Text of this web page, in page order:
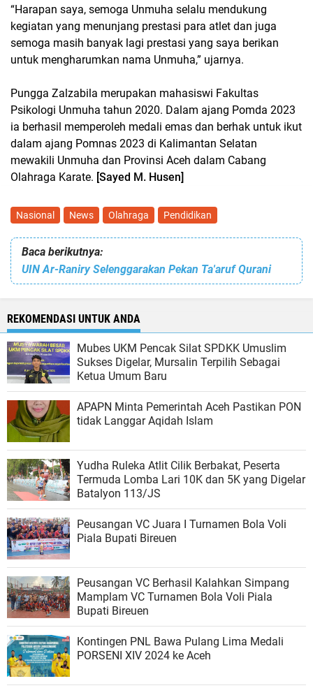
“Harapan saya, semoga Unmuha selalu mendukung
kegiatan yang menunjang prestasi para atlet dan juga
semoga masih banyak lagi prestasi yang saya berikan
untuk mengharumkan nama Unmuha,” ujarnya.
Pungga Zalzabila merupakan mahasiswi Fakultas
Psikologi Unmuha tahun 2020. Dalam ajang Pomda 2023
ia berhasil memperoleh medali emas dan berhak untuk ikut
dalam ajang Pomnas 2023 di Kalimantan Selatan
mewakili Unmuha dan Provinsi Aceh dalam Cabang
Olahraga Karate. [Sayed M. Husen]
Nasional News Olahraga Pendidikan
Baca berikutnya:
UIN Ar-Raniry Selenggarakan Pekan Ta'aruf Qurani
REKOMENDASI UNTUK ANDA
Mubes UKM Pencak Silat SPDKK Umuslim
Sukses Digelar, Mursalin Terpilih Sebagai
Ketua Umum Baru
APAPN Minta Pemerintah Aceh Pastikan PON
tidak Langgar Aqidah Islam
Yudha Ruleka Atlit Cilik Berbakat, Peserta
Termuda Lomba Lari 10K dan 5K yang Digelar
Batalyon 113/JS
Peusangan VC Juara I Turnamen Bola Voli
Piala Bupati Bireuen
Peusangan VC Berhasil Kalahkan Simpang
Mamplam VC Turnamen Bola Voli Piala
Bupati Bireuen
Kontingen PNL Bawa Pulang Lima Medali
PORSENI XIV 2024 ke Aceh